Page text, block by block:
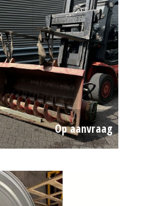
Op aanvraag